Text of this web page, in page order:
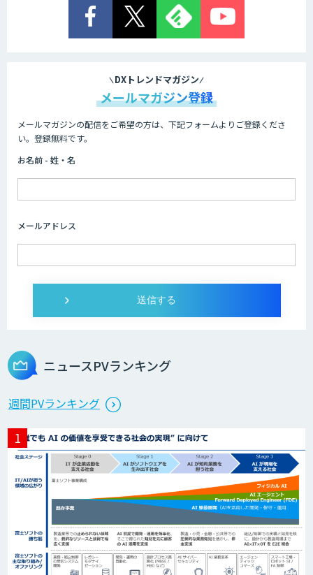
DXトレンドマガジン
メールマガジン登録
メールマガジンの配信をご希望の方は、下記フォームよりご登録くださ
い。登録無料です。
お名前 - 姓・名
メールアドレス
ニュースPVランキング
週間PVランキング